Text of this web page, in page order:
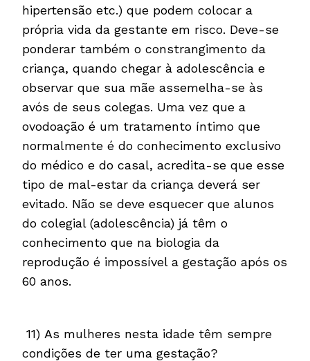
hipertensão etc.) que podem colocar a
própria vida da gestante em risco. Deve-se
ponderar também o constrangimento da
criança, quando chegar à adolescência e
observar que sua mãe assemelha-se às
avós de seus colegas. Uma vez que a
ovodoação é um tratamento íntimo que
normalmente é do conhecimento exclusivo
do médico e do casal, acredita-se que esse
tipo de mal-estar da criança deverá ser
evitado. Não se deve esquecer que alunos
do colegial (adolescência) já têm o
conhecimento que na biologia da
reprodução é impossível a gestação após os
60 anos.
11) As mulheres nesta idade têm sempre
condições de ter uma gestação?